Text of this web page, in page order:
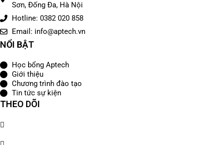
Sơn, Đống Đa, Hà Nội
Hotline: 0382 020 858
Email: info@aptech.vn
NỔI BẬT
Học bổng Aptech
Giới thiệu
Chương trình đào tạo
Tin tức sự kiện
THEO DÕI